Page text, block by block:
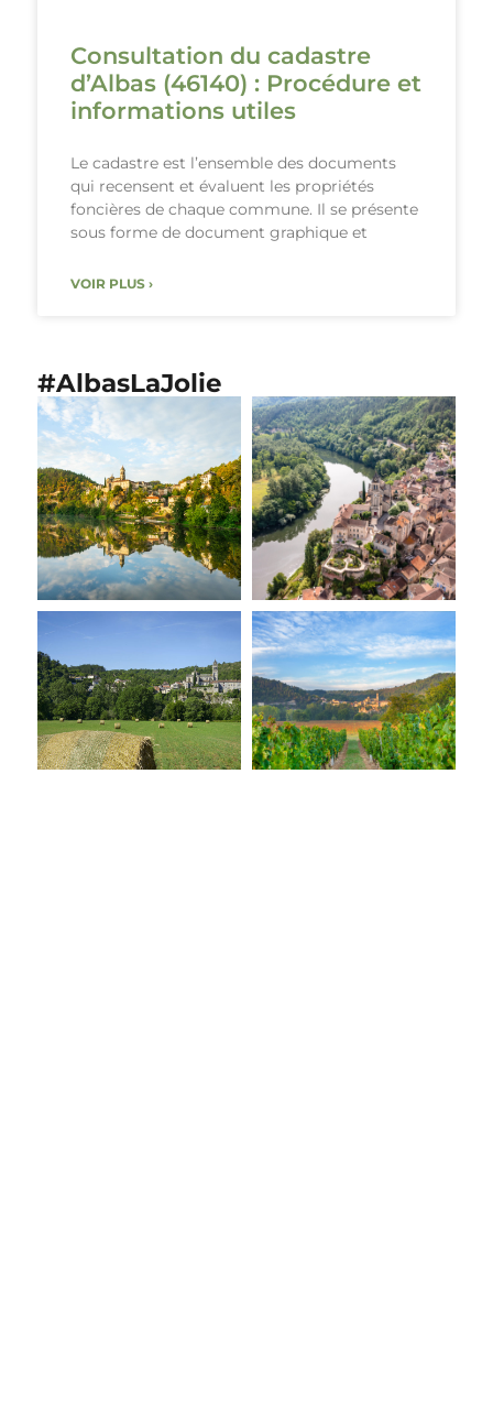
Consultation du cadastre
d’Albas (46140) : Procédure et
informations utiles
Le cadastre est l’ensemble des documents
qui recensent et évaluent les propriétés
foncières de chaque commune. Il se présente
sous forme de document graphique et
VOIR PLUS ›
#AlbasLaJolie